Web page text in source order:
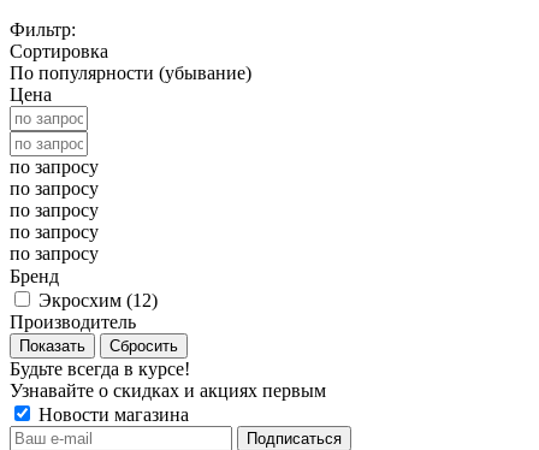
Фильтр:
Сортировка
По популярности (убывание)
Цена
по запросу
по запросу
по запросу
по запросу
по запросу
Бренд
Экросхим (12)
Производитель
Показать Сбросить
Будьте всегда в курсе!
Узнавайте о скидках и акциях первым
Новости магазина